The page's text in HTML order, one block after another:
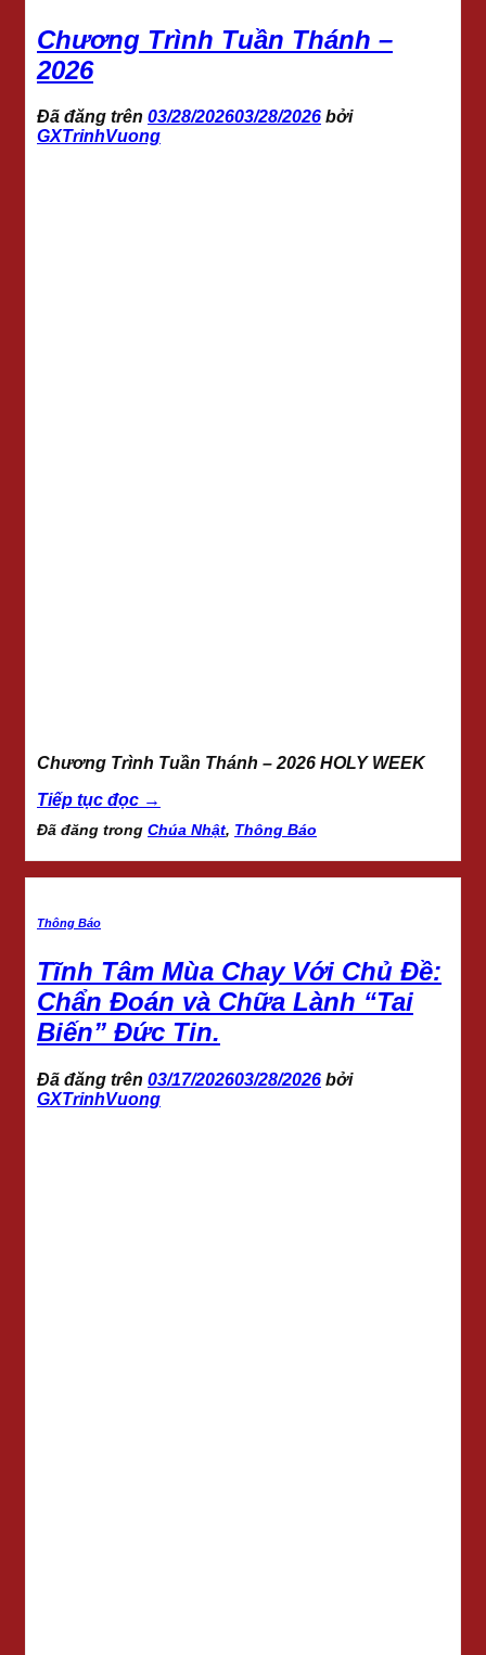
Chương Trình Tuần Thánh –
2026
Đã đăng trên 03/28/202603/28/2026 bởi
GXTrinhVuong
Chương Trình Tuần Thánh – 2026 HOLY WEEK
Tiếp tục đọc →
Đã đăng trong Chúa Nhật, Thông Báo
Thông Báo
Tĩnh Tâm Mùa Chay Với Chủ Đề:
Chẩn Đoán và Chữa Lành “Tai
Biến” Đức Tin.
Đã đăng trên 03/17/202603/28/2026 bởi
GXTrinhVuong